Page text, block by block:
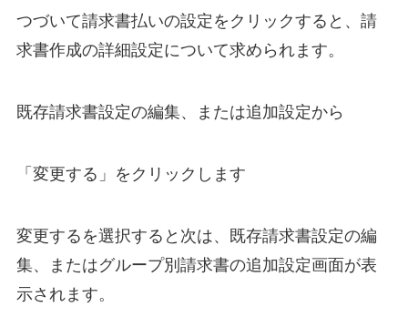
つづいて請求書払いの設定をクリックすると、請
求書作成の詳細設定について求められます。
既存請求書設定の編集、または追加設定から
「変更する」をクリックします
変更するを選択すると次は、既存請求書設定の編
集、またはグループ別請求書の追加設定画面が表
示されます。